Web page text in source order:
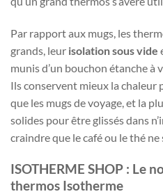
Par rapport aux mugs, les
grands, leur isolation sous vide
munis d’un bouchon étanche à
Ils conservent mieux la chaleur
que les mugs de voyage, et la
solides pour être glissés dans
craindre que le café ou le thé ne
ISOTHERME SHOP : Le
thermos Isotherme